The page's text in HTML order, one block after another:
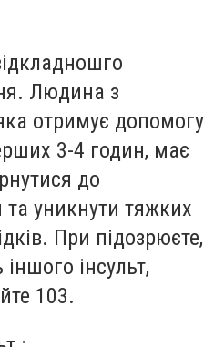
Людина з
отримує допомогу
3-4 годин, має
до
уникнути тяжких
При підозрюєте,
інсульт,
103.